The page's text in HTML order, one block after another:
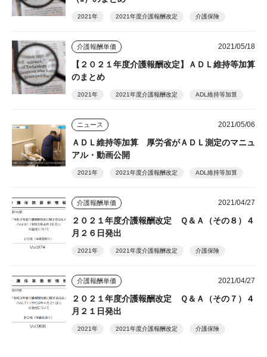
2021年 2021年度介護報酬改定 介護保険
介護報酬単価 2021/05/18
【２０２１年度介護報酬改定】ＡＤＬ維持等加算
のまとめ
2021年 2021年度介護報酬改定 ADL維持等加算
ニュース 2021/05/06
ＡＤＬ維持等加算 厚労省がＡＤＬ測定のマニュ
アル・動画公開
2021年 2021年度介護報酬改定 ADL維持等加算
介護報酬単価 2021/04/27
２０２１年度介護報酬改定 Ｑ＆Ａ（その８）４
月２６日発出
2021年 2021年度介護報酬改定 介護保険
介護報酬単価 2021/04/27
２０２１年度介護報酬改定 Ｑ＆Ａ（その７）４
月２１日発出
2021年 2021年度介護報酬改定 介護保険